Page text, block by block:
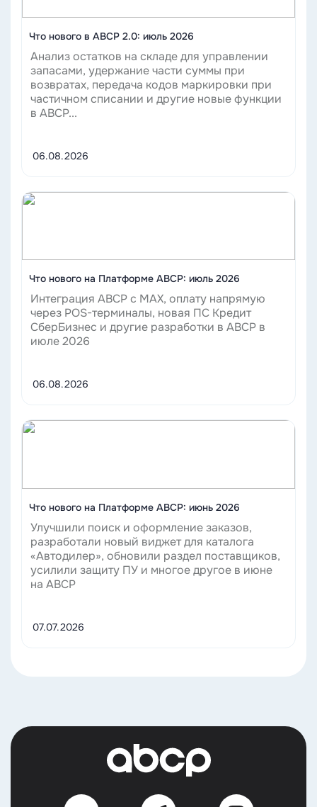
Что нового в ABCP 2.0: июль 2026
Анализ остатков на складе для управлении
запасами, удержание части суммы при
возвратах, передача кодов маркировки при
частичном списании и другие новые функции
в ABCP...
06.08.2026
Что нового на Платформе ABCP: июль 2026
Интеграция ABCP с MAX, оплату напрямую
через POS-терминалы, новая ПС Кредит
СберБизнес и другие разработки в ABCP в
июле 2026
06.08.2026
Что нового на Платформе ABCP: июнь 2026
Улучшили поиск и оформление заказов,
разработали новый виджет для каталога
«Автодилер», обновили раздел поставщиков,
усилили защиту ПУ и многое другое в июне
на ABCP
07.07.2026